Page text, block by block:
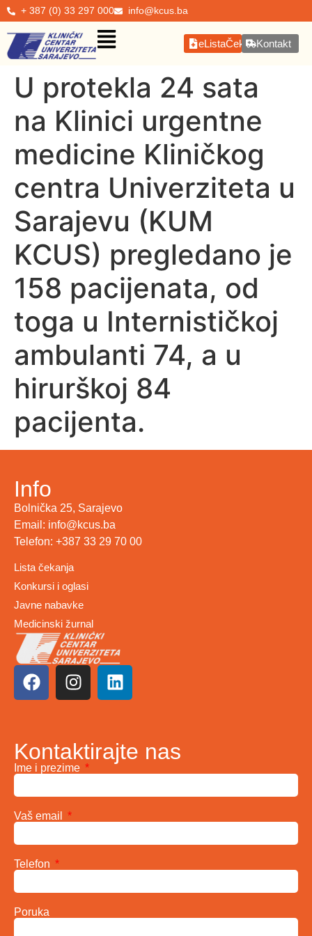
+ 387 (0) 33 297 000 info@kcus.ba
eListaČekanjaKontakt
U protekla 24 sata
na Klinici urgentne
medicine Kliničkog
centra Univerziteta u
Sarajevu (KUM
KCUS) pregledano je
158 pacijenata, od
toga u Internističkoj
ambulanti 74, a u
hirurškoj 84
pacijenta.
Info
Bolnička 25, Sarajevo
Email: info@kcus.ba
Telefon: +387 33 29 70 00
Lista čekanja
Konkursi i oglasi
Javne nabavke
Medicinski žurnal
Kontaktirajte nas
Ime i prezime
Vaš email
Telefon
Poruka